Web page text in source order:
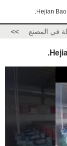
Hejian
في المصنع >>